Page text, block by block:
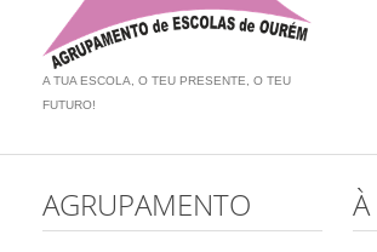
A TUA ESCOLA, O TEU PRESENTE, O TEU
FUTURO!
AGRUPAMENTO